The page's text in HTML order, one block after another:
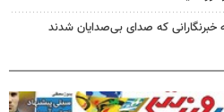
خبرنگارانی که صدای بی‌صدایان شدند